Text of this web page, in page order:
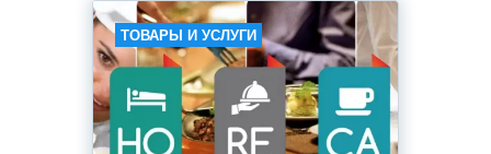
ТОВАРЫ И УСЛУГИ